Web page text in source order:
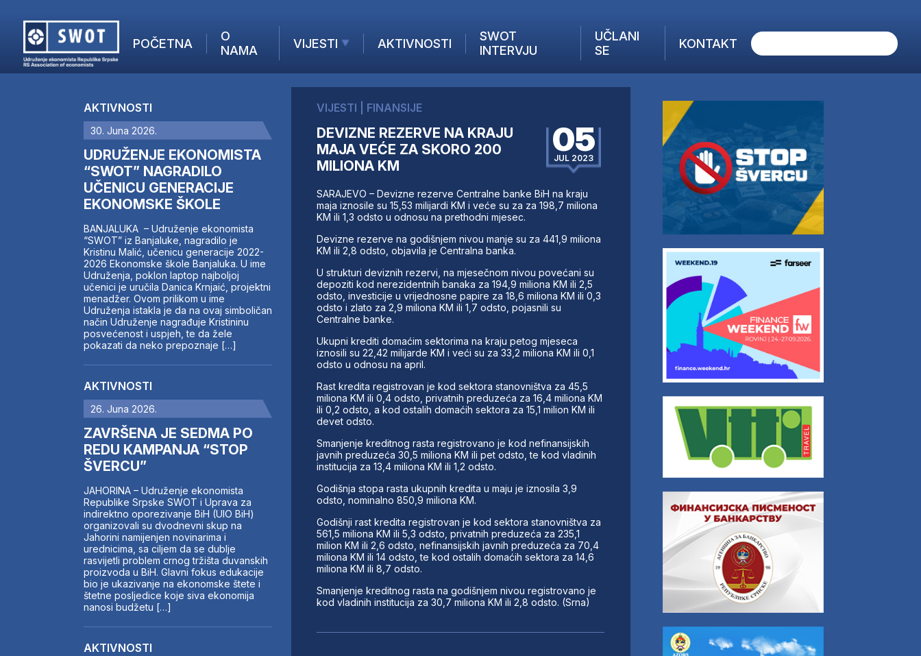
POČETNA
O
NAMA
VIJESTI
AKTUELNO
KOMPANIJE
FINANSIJE
IZ STRANIH MEDIJA
AKTIVNOSTI
SWOT
INTERVJU
UČLANI
SE
KONTAKT
AKTUELNO
ANALIZE
KOMPANIJE
FINANSIJE
IZ STRANIH MEDIJA
AKTIVNOSTI
SWOT INTERVJU
UČLANI SE
KONTAKT
AKTIVNOSTI
30. Juna 2026.
UDRUŽENJE EKONOMISTA
“SWOT” NAGRADILO
UČENICU GENERACIJE
EKONOMSKE ŠKOLE
BANJALUKA – Udruženje ekonomista
“SWOT” iz Banjaluke, nagradilo je
Kristinu Malić, učenicu generacije 2022-
2026 Ekonomske škole Banjaluka. U ime
Udruženja, poklon laptop najboljoj
učenici je uručila Danica Krnjaić, projektni
menadžer. Ovom prilikom u ime
Udruženja istakla je da na ovaj simboličan
način Udruženje nagrađuje Kristininu
posvećenost i uspjeh, te da žele
pokazati da neko prepoznaje […]
AKTIVNOSTI
26. Juna 2026.
ZAVRŠENA JE SEDMA PO
REDU KAMPANJA “STOP
ŠVERCU”
JAHORINA – Udruženje ekonomista
Republike Srpske SWOT i Uprava za
indirektno oporezivanje BiH (UIO BiH)
organizovali su dvodnevni skup na
Jahorini namijenjen novinarima i
urednicima, sa ciljem da se dublje
rasvijetli problem crnog tržišta duvanskih
proizvoda u BiH. Glavni fokus edukacije
bio je ukazivanje na ekonomske štete i
štetne posljedice koje siva ekonomija
nanosi budžetu […]
AKTIVNOSTI
VIJESTI FINANSIJE
DEVIZNE REZERVE NA KRAJU
MAJA VEĆE ZA SKORO 200
MILIONA KM
05
JUL 2023
SARAJEVO – Devizne rezerve Centralne banke BiH na kraju
maja iznosile su 15,53 milijardi KM i veće su za za 198,7 miliona
KM ili 1,3 odsto u odnosu na prethodni mjesec.
Devizne rezerve na godišnjem nivou manje su za 441,9 miliona
KM ili 2,8 odsto, objavila je Centralna banka.
U strukturi deviznih rezervi, na mjesečnom nivou povećani su
depoziti kod nerezidentnih banaka za 194,9 miliona KM ili 2,5
odsto, investicije u vrijednosne papire za 18,6 miliona KM ili 0,3
odsto i zlato za 2,9 miliona KM ili 1,7 odsto, pojasnili su
Centralne banke.
Ukupni krediti domaćim sektorima na kraju petog mjeseca
iznosili su 22,42 milijarde KM i veći su za 33,2 miliona KM ili 0,1
odsto u odnosu na april.
Rast kredita registrovan je kod sektora stanovništva za 45,5
miliona KM ili 0,4 odsto, privatnih preduzeća za 16,4 miliona KM
ili 0,2 odsto, a kod ostalih domaćih sektora za 15,1 milion KM ili
devet odsto.
Smanjenje kreditnog rasta registrovano je kod nefinansijskih
javnih preduzeća 30,5 miliona KM ili pet odsto, te kod vladinih
institucija za 13,4 miliona KM ili 1,2 odsto.
Godišnja stopa rasta ukupnih kredita u maju je iznosila 3,9
odsto, nominalno 850,9 miliona KM.
Godišnji rast kredita registrovan je kod sektora stanovništva za
561,5 miliona KM ili 5,3 odsto, privatnih preduzeća za 235,1
milion KM ili 2,6 odsto, nefinansijskih javnih preduzeća za 70,4
miliona KM ili 14 odsto, te kod ostalih domaćih sektora za 14,6
miliona KM ili 8,7 odsto.
Smanjenje kreditnog rasta na godišnjem nivou registrovano je
kod vladinih institucija za 30,7 miliona KM ili 2,8 odsto. (Srna)